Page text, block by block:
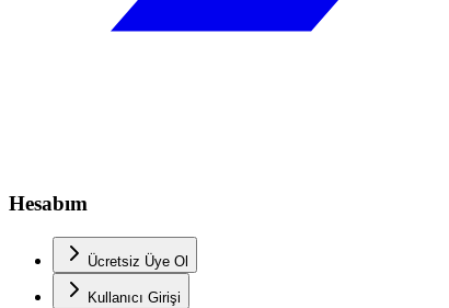
Hesabım
Ücretsiz Üye Ol
Kullanıcı Girişi